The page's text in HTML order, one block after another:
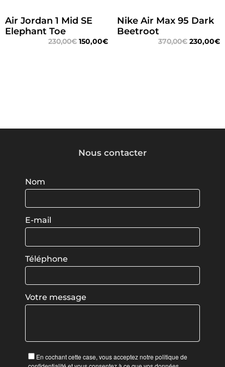
Air Jordan 1 Mid SE
Elephant Toe
230,00€ 150,00€
Nike Air Max 95 Dark
Beetroot
370,00€ 230,00€
Nous contacter
Nom
E-mail
Téléphone
Votre message
En cochant cette case, vous acceptez notre politique de